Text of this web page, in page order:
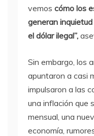
vemos cómo los
generan
el dólar ilegal”,
Sin embargo, los
apuntaron a casi
impulsaron a las
una inflación que
mensual, una
economía,